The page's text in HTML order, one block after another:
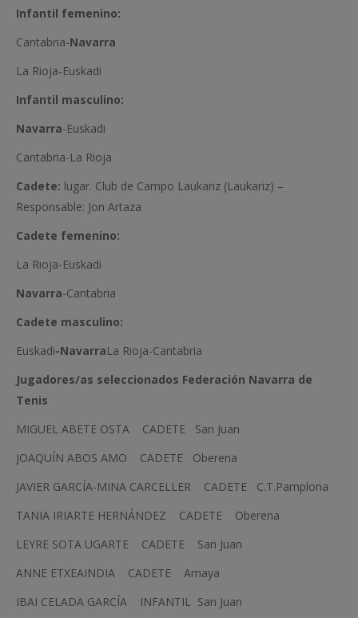
Infantil femenino:
Cantabria-Navarra
La Rioja-Euskadi
Infantil masculino:
Navarra-Euskadi
Cantabria-La Rioja
Cadete: lugar. Club de Campo Laukariz (Laukariz) –
Responsable: Jon Artaza
Cadete femenino:
La Rioja-Euskadi
Navarra-Cantabria
Cadete masculino:
Euskadi-NavarraLa Rioja-Cantabria
Jugadores/as seleccionados Federación Navarra de
Tenis
MIGUEL ABETE OSTA CADETE San Juan
JOAQUÍN ABOS AMO CADETE Oberena
JAVIER GARCÍA-MINA CARCELLER CADETE C.T.Pamplona
TANIA IRIARTE HERNÁNDEZ CADETE Oberena
LEYRE SOTA UGARTE CADETE San Juan
ANNE ETXEAINDIA CADETE Amaya
IBAI CELADA GARCÍA INFANTIL San Juan